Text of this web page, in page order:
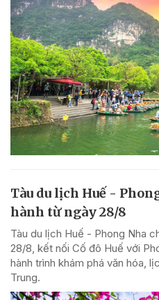
Tàu du lịch Huế -
hành từ ngày 28/8
Tàu du lịch Huế - Phong Nha
28/8, kết nối Cố đô Huế với
hành trình khám phá văn hóa,
Trung.